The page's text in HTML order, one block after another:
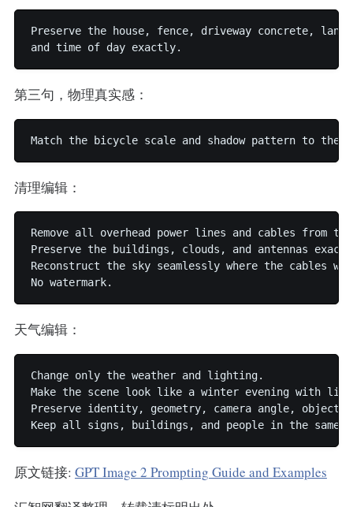
Preserve the house, fence, driveway concrete,
第三句，物理真实感：
清理编辑：
Remove all overhead power lines and cables from
Preserve the buildings, clouds, and antennas
Reconstruct the sky seamlessly where the cables
天气编辑：
Change only the weather and lighting.
Make the scene look like a winter evening with
Preserve identity, geometry, camera angle, object
原文链接: GPT Image 2 Prompting Guide and Examples